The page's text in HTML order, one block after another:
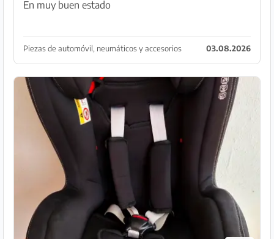
En muy buen estado
Piezas de automóvil, neumáticos y accesorios 03.08.2026